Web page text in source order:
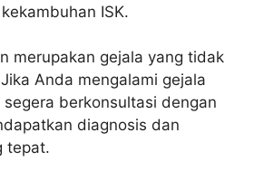
ISK.
merupakan gejala yang tidak
Anda mengalami gejala
berkonsultasi dengan
diagnosis dan
tepat.